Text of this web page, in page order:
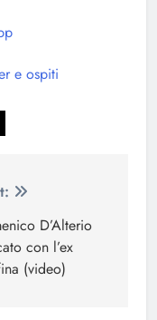
e ospiti
D’Alterio
con l’ex
(video)